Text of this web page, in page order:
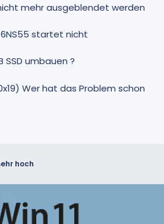
mehr ausgeblendet werden
startet nicht
SSD umbauen ?
Wer hat das Problem schon
hoch